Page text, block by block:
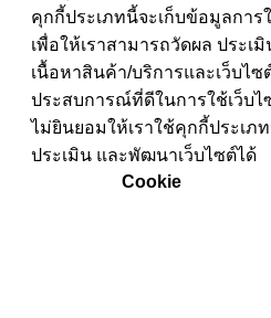
คุกกี้ประเภทนี้จะเก็บข้อมูลการ
เพื่อให้เราสามารถวัดผล ประเ
เนื้อหาสินค้า/บริการและเว็บไซ
ประสบการณ์ที่ดีในการใช้เว็บ
ไม่ยินยอมให้เราใช้คุกกี้ประเภ
ประเมิน และพัฒนาเว็บไซต์ได้
Cookie